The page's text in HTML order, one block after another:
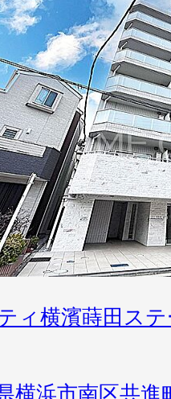
ィ横濱蒔田ス
横浜市南区共進